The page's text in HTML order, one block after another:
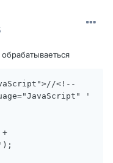
<!--
'
+